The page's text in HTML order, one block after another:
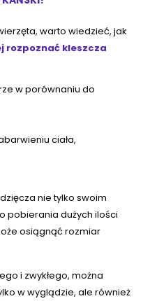
warto wiedzieć, jak
rozpoznać kleszcza
w porównaniu do
ciała,
nie tylko swoim
pobierania dużych ilości
osiągnąć rozmiar
i zwykłego, można
w wyglądzie, ale również